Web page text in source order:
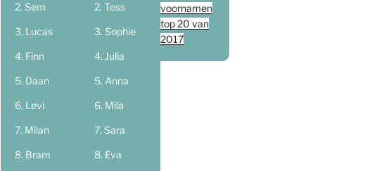
Sem
Lucas
Finn
Daan
Levi
Milan
Bram
Tess
Sophie
Julia
Anna
Mila
Sara
Eva
voornamen
top 20 van
2017